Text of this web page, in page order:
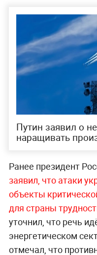
Путин заявил о
наращивать
Ранее президент
заявил, что атаки
объекты
для страны
уточнил, что речь
энергетическом
отмечал, что